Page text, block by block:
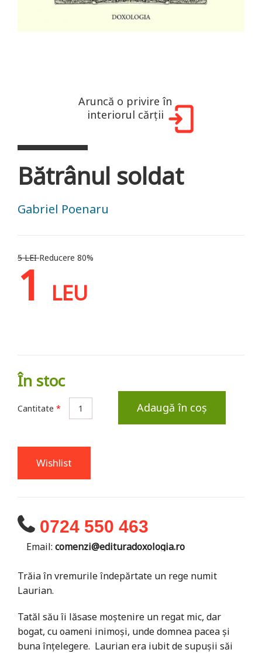
Aruncă o privire în
interiorul cărții
Bătrânul soldat
Gabriel Poenaru
5 LEIReducere 80%
1 LEU
În stoc
Cantitate * Adaugă în coș
Wishlist
0724 550 463
Email: comenzi@edituradoxologia.ro
Trăia în vremurile îndepărtate un rege numit
Laurian.
Tatăl său îi lăsase moştenire un regat mic, dar
bogat, cu oameni inimoşi, unde domnea pacea şi
buna înţelegere. Laurian era iubit de supuşii săi